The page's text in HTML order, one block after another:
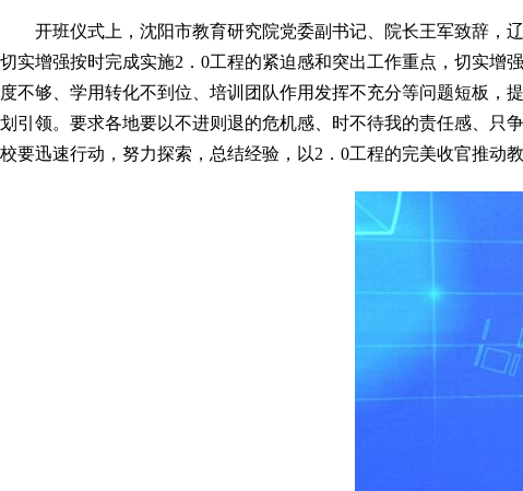
开班仪式上，沈阳市教育研究院党委副书记、院长王军致辞，
切实增强按时完成实施2．0工程的紧迫感和突出工作重点，切实增
度不够、学用转化不到位、培训团队作用发挥不充分等问题短板，
划引领。要求各地要以不进则退的危机感、时不待我的责任感、只
校要迅速行动，努力探索，总结经验，以2．0工程的完美收官推